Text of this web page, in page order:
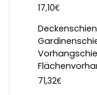
17,10€
71,32€